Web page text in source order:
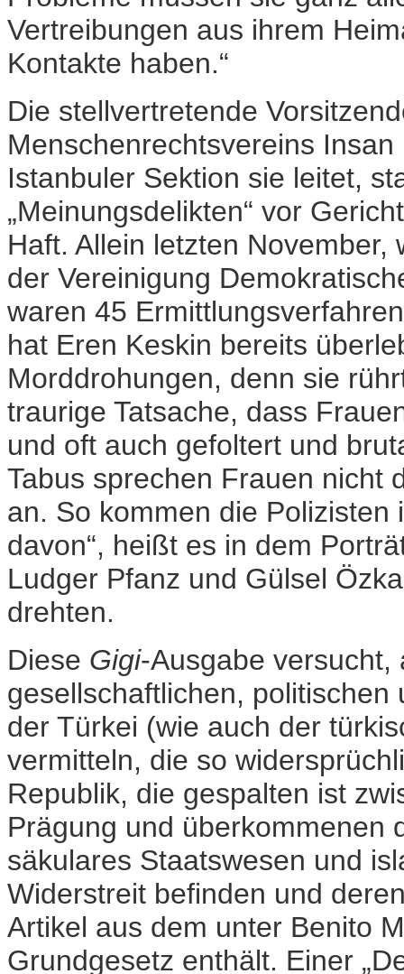
Vertreibungen aus ihrem
Kontakte haben.“
Die stellvertretende
Menschenrechtsvereins
Istanbuler Sektion sie leitet,
„Meinungsdelikten“ vor
Haft. Allein letzten
der Vereinigung
waren 45
hat Eren Keskin bereits
Morddrohungen, denn sie
traurige Tatsache, dass
und oft auch gefoltert und
Tabus sprechen Frauen nicht
an. So kommen die
davon“, heißt es in dem
Ludger Pfanz und Gülsel
drehten.
Diese Gigi-Ausgabe versucht,
gesellschaftlichen,
der Türkei (wie auch der
vermitteln, die so
Republik, die gespalten ist
Prägung und überkommenen
säkulares Staatswesen und
Widerstreit befinden und
Artikel aus dem unter Benito
Grundgesetz enthält. Einer